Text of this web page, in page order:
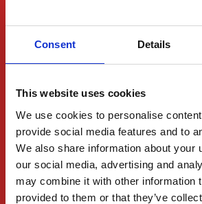
Consent Details
This website uses cookies
We use cookies to personalise
provide social media features and to
We also share information about your
our social media, advertising and
may combine it with other information
provided to them or that they’ve
Seguimiento
Servicios logísticos
Industrias
ACERCA DE KUKLA
Contact Us